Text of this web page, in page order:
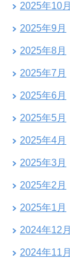
2025年10月
2025年9月
2025年8月
2025年7月
2025年6月
2025年5月
2025年4月
2025年3月
2025年2月
2025年1月
2024年12月
2024年11月